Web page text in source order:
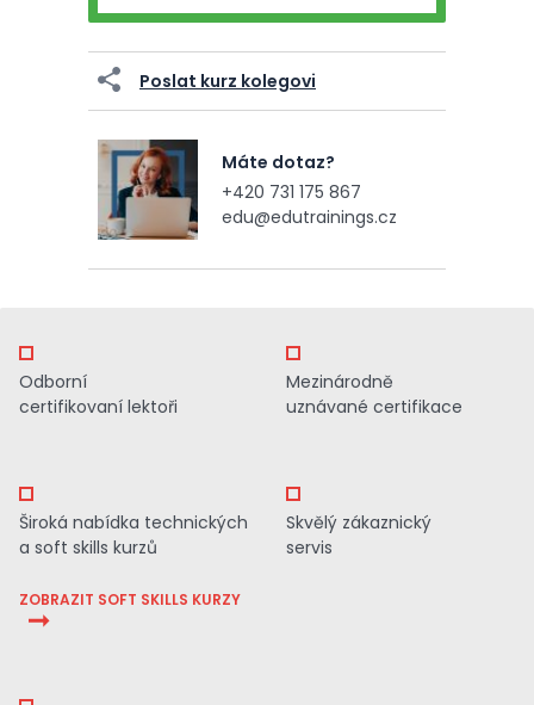
Poslat kurz kolegovi
Máte dotaz?
+420 731 175 867
edu@edutrainings.cz
Odborní
certifikovaní lektoři
Mezinárodně
uznávané certifikace
Široká nabídka technických
a soft skills kurzů
ZOBRAZIT SOFT SKILLS KURZY
Skvělý zákaznický
servis